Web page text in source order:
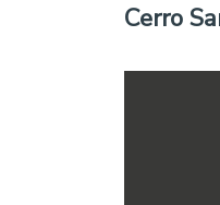
Cerro